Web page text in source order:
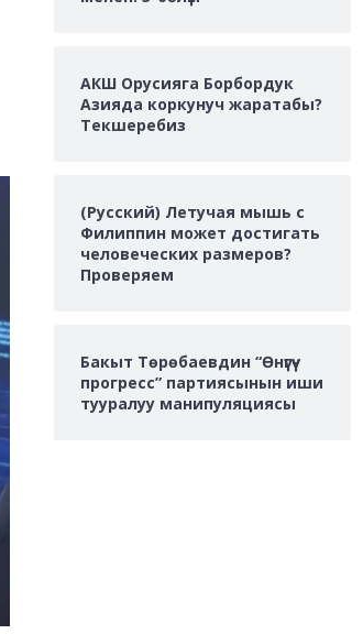
АКШ Орусияга Борбордук
Азияда коркунуч жаратабы?
Текшеребиз
(Русский) Летучая мышь с
Филиппин может достигать
человеческих размеров?
Проверяем
Бакыт Төрөбаевдин “Өнүгүү-
прогресс” партиясынын иши
тууралуу манипуляциясы